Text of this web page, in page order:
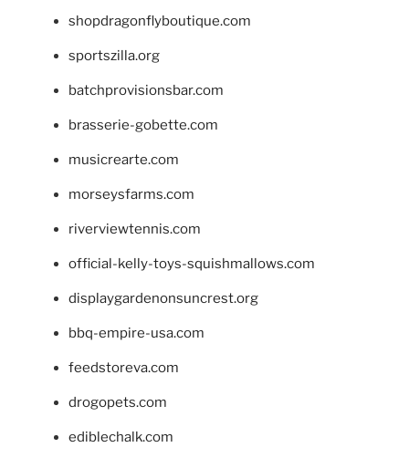
shopdragonflyboutique.com
sportszilla.org
batchprovisionsbar.com
brasserie-gobette.com
musicrearte.com
morseysfarms.com
riverviewtennis.com
official-kelly-toys-squishmallows.com
displaygardenonsuncrest.org
bbq-empire-usa.com
feedstoreva.com
drogopets.com
ediblechalk.com